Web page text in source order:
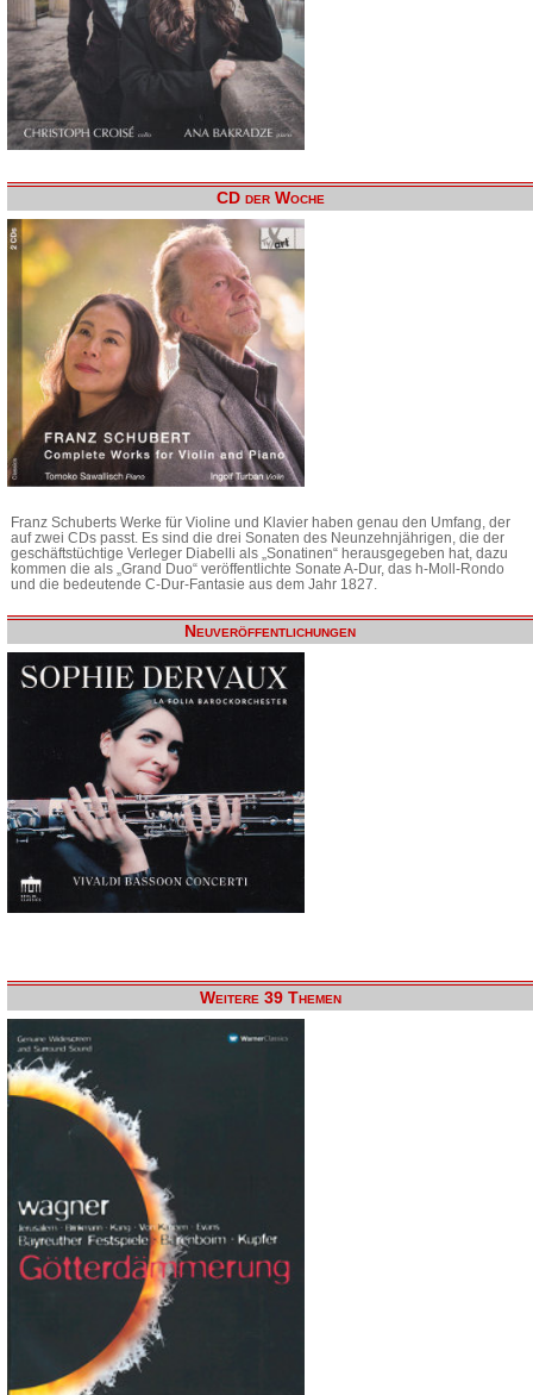
CD der Woche
Franz Schuberts Werke für Violine und Klavier haben genau den Umfang, der
auf zwei CDs passt. Es sind die drei Sonaten des Neunzehnjährigen, die der
geschäftstüchtige Verleger Diabelli als „Sonatinen“ herausgegeben hat, dazu
kommen die als „Grand Duo“ veröffentlichte Sonate A-Dur, das h-Moll-Rondo
und die bedeutende C-Dur-Fantasie aus dem Jahr 1827.
Neuveröffentlichungen
Weitere 39 Themen